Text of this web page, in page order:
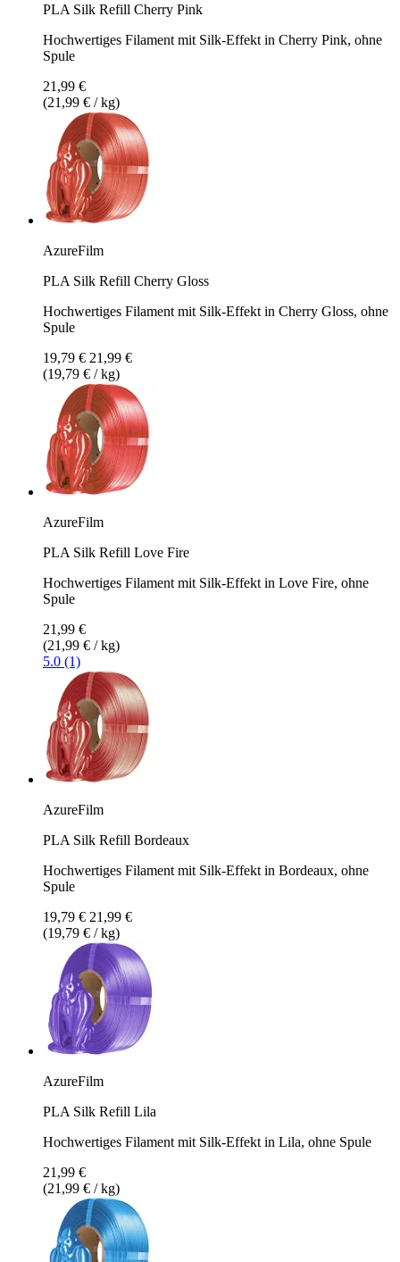
PLA Silk Refill Cherry Pink
Hochwertiges Filament mit Silk-Effekt in Cherry Pink, ohne
Spule
21,99 €
(21,99 € / kg)
AzureFilm
PLA Silk Refill Cherry Gloss
Hochwertiges Filament mit Silk-Effekt in Cherry Gloss, ohne
Spule
19,79 € 21,99 €
(19,79 € / kg)
AzureFilm
PLA Silk Refill Love Fire
Hochwertiges Filament mit Silk-Effekt in Love Fire, ohne
Spule
21,99 €
(21,99 € / kg)
5.0 (1)
AzureFilm
PLA Silk Refill Bordeaux
Hochwertiges Filament mit Silk-Effekt in Bordeaux, ohne
Spule
19,79 € 21,99 €
(19,79 € / kg)
AzureFilm
PLA Silk Refill Lila
Hochwertiges Filament mit Silk-Effekt in Lila, ohne Spule
21,99 €
(21,99 € / kg)